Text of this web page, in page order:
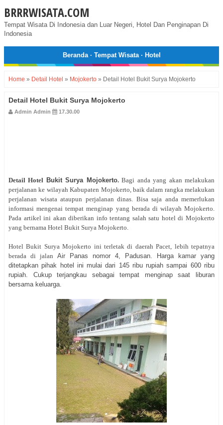
BRRRWISATA.COM
Tempat Wisata Di Indonesia dan Luar Negeri, Hotel Dan Penginapan Di
Indonesia
Beranda· Tempat Wisata· Hotel
Home » Detail Hotel » Mojokerto » Detail Hotel Bukit Surya Mojokerto
Detail Hotel Bukit Surya Mojokerto
Admin Admin 17.30.00
Detail Hotel Bukit Surya Mojokerto.Bagi anda yang akan melakukan
perjalanan ke wilayah Kabupaten Mojokerto, baik dalam rangka melakukan
perjalanan wisata ataupun perjalanan dinas. Bisa saja anda memerlukan
informasi mengenai tempat menginap yang berada di wilayah Mojokerto.
Pada artikel ini akan diberikan info tentang salah satu hotel di Mojokerto
yang bernama Hotel Bukit Surya Mojokerto.
Hotel Bukit Surya Mojokerto ini terletak di daerah Pacet, lebih tepatnya
berada di jalan Air Panas nomor 4, Padusan. Harga kamar yang
ditetapkan pihak hotel ini mulai dari 145 ribu rupiah sampai 600 ribu
rupiah. Cukup terjangkau sebagai tempat menginap saat liburan
bersama keluarga.